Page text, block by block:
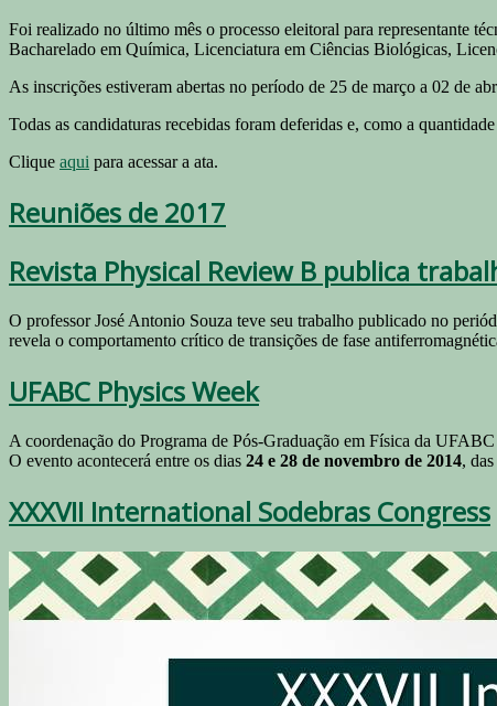
Foi realizado no último mês o processo eleitoral para representante
Bacharelado em Química, Licenciatura em Ciências Biológicas,
As inscrições estiveram abertas no período de 25 de março a 02 de
Todas as candidaturas recebidas foram deferidas e, como a
Clique aqui para acessar a ata.
Reuniões de 2017
Revista Physical Review B publica
O professor José Antonio Souza teve seu trabalho publicado no
revela o comportamento crítico de transições de fase
UFABC Physics Week
A coordenação do Programa de Pós-Graduação em Física da
O evento acontecerá entre os dias 24 e 28 de novembro de 2014, das
XXXVII International Sodebras Congress